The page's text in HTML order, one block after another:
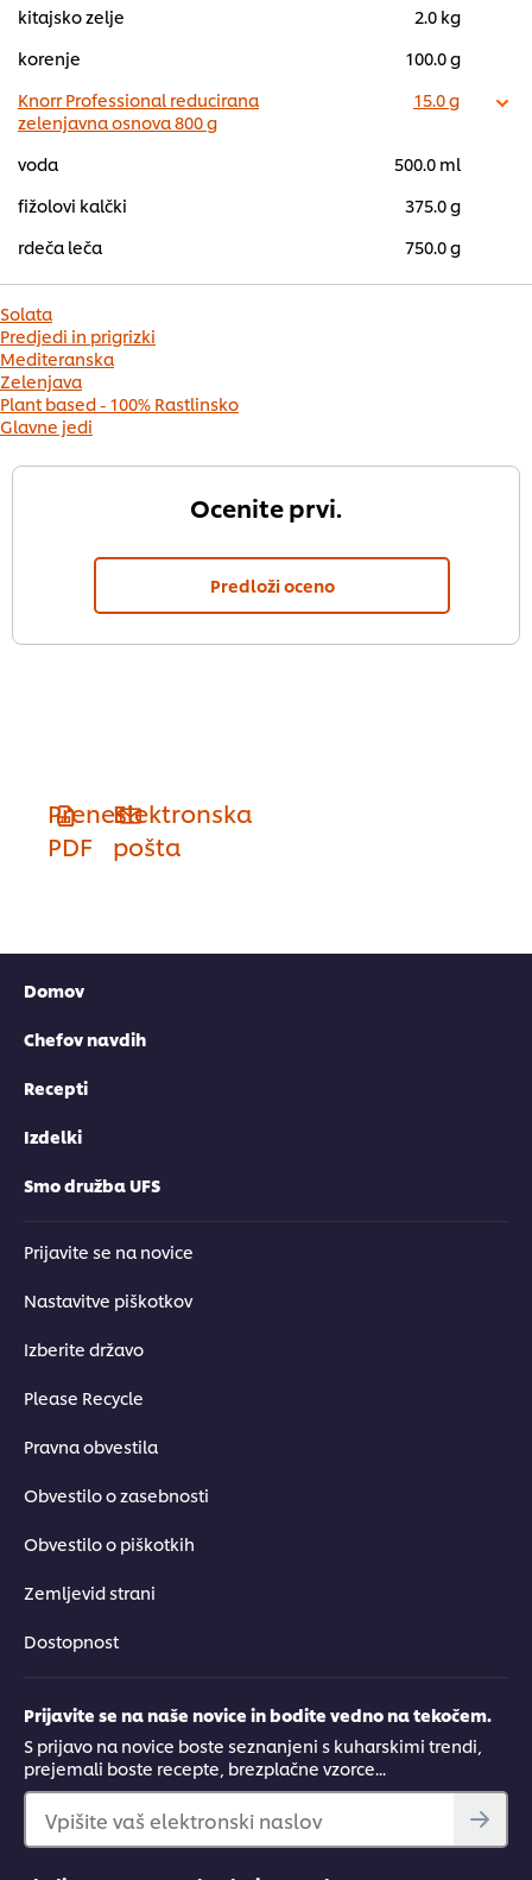
kitajsko zelje
2.0 kg
korenje
100.0 g
Knorr Professional reducirana
zelenjavna osnova 800 g
15.0 g
voda
500.0 ml
fižolovi kalčki
375.0 g
rdeča leča
750.0 g
Solata
Predjedi in prigrizki
Mediteranska
Zelenjava
Plant based - 100% Rastlinsko
Glavne jedi
Ocenite prvi.
Predloži oceno
Prenesi
PDF
Elektronska
pošta
Domov
Chefov navdih
Recepti
Izdelki
Smo družba UFS
Prijavite se na novice
Nastavitve piškotkov
Izberite državo
Please Recycle
Pravna obvestila
Obvestilo o zasebnosti
Obvestilo o piškotkih
Zemljevid strani
Dostopnost
Prijavite se na naše novice in bodite vedno na tekočem.
S prijavo na novice boste seznanjeni s kuharskimi trendi,
prejemali boste recepte, brezplačne vzorce...
Vpišite vaš elektronski naslov